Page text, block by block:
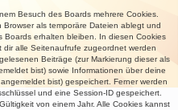
Besuch des Boards mehrere Cookies.
als temporäre Dateien ablegt und
Boards erhalten bleiben. In diesen Cookies
alle Seitenaufrufe zugeordnet werden
Beiträge (zur Markierung dieser als
bist) sowie Informationen über deine
bist) gespeichert. Ferner werden
und eine Session-ID gespeichert.
von einem Jahr. Alle Cookies kannst